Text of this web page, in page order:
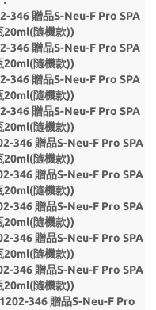
346 贈品S-Neu-F Pro SPA
20ml(隨機款))
346 贈品S-Neu-F Pro SPA
20ml(隨機款))
346 贈品S-Neu-F Pro SPA
20ml(隨機款))
346 贈品S-Neu-F Pro SPA
20ml(隨機款))
346 贈品S-Neu-F Pro SPA
20ml(隨機款))
346 贈品S-Neu-F Pro SPA
20ml(隨機款))
346 贈品S-Neu-F Pro SPA
20ml(隨機款))
346 贈品S-Neu-F Pro SPA
20ml(隨機款))
346 贈品S-Neu-F Pro SPA
20ml(隨機款))
346 贈品S-Neu-F Pro